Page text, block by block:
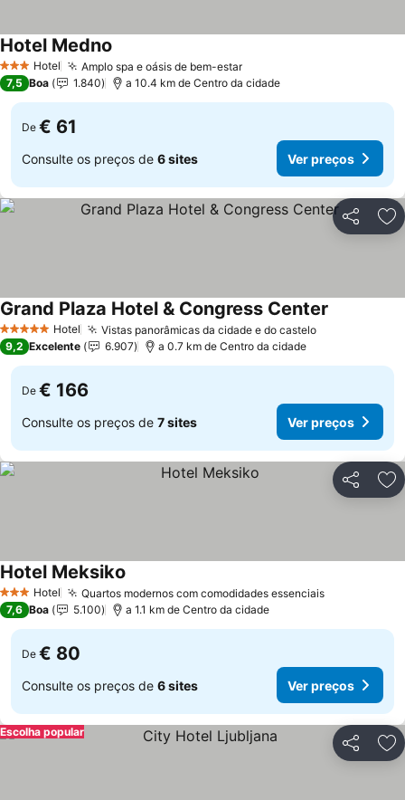
3 EstrelasHotel Amplo spa e oásis de bem-estarVer preços
Hotel Medno
7,5 Boa 1.840 a 10.4 km de Centro da cidade
De € 61
Consulte os preços de 6 sites Ver preços
Partilhar
5 Estrelas Hotel Vistas panorâmicas da cidade e do casteloVer preços
Grand Plaza Hotel & Congress Center
9,2 Excelente 6.907 a 0.7 km de Centro da cidade
De € 166
Consulte os preços de 7 sites Ver preços
Partilhar
3 EstrelasHotel Quartos modernos com comodidades essenciaisVer preços
Hotel Meksiko
7,6 Boa 5.100 a 1.1 km de Centro da cidade
De € 80
Consulte os preços de 6 sites Ver preços
Partilhar
Escolha popular